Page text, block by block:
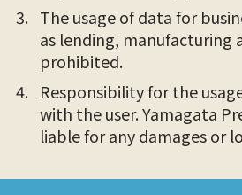
The usage of data for
as lending, manufacturing
prohibited.
Responsibility for the
with the user. Yamagata
liable for any damages or